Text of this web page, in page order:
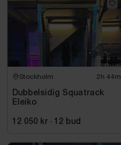
Stockholm 2h 44m
Dubbelsidig Squatrack
Eleiko
12 050 kr · 12 bud